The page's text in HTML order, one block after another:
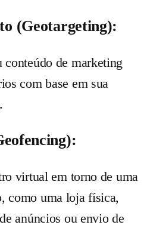
(Geotargeting):
conteúdo de marketing
com base em sua
virtual em torno de uma
como uma loja física,
anúncios ou envio de